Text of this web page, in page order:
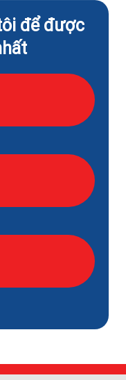
để được